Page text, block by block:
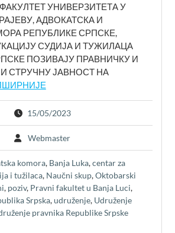
УНИВЕРЗИТЕТА У
АДВОКАТСКА И
РЕПУБЛИКЕ СРПСКЕ,
СУДИЈА И ТУЖИЛАЦА
ПОЗИВАЈУ ПРАВНИЧКУ И
СТРУЧНУ ЈАВНОСТ НА
15/05/2023
Webmaster
komora, Banja Luka,centar za
i tužilaca, Naučni skup,Oktobarski
, poziv, Pravni fakultet u Banja Luci,
Srpska,udruženje, Udruženje
pravnika Republike Srpske